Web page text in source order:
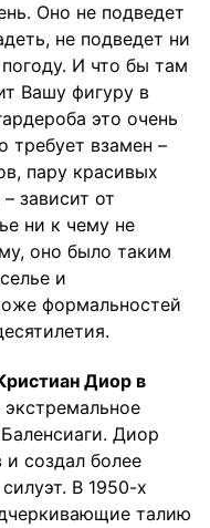
Оно не подведет
не подведет ни
И что бы там
Вашу фигуру в
это очень
требует взамен –
пару красивых
зависит от
ни к чему не
оно было таким
и
формальностей
Диор в
экстремальное
Диор
и создал более
В 1950-х
талию